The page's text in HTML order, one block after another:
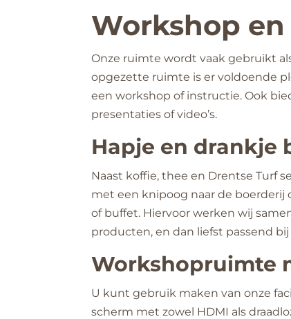
Workshop
Onze ruimte wordt vaak gebruikt
opgezette ruimte is er voldoende
een workshop of instructie. Ook
presentaties of video’s.
Hapje en drankje
Naast koffie, thee en Drentse Turf
met een knipoog naar de boerderij
of buffet. Hiervoor werken wij
producten, en dan liefst passend
Workshopruimte
U kunt gebruik maken van onze
scherm met zowel HDMI als